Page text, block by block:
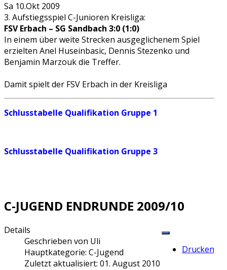
Sa 10.Okt 2009
3. Aufstiegsspiel C-Junioren Kreisliga:
FSV Erbach – SG Sandbach 3:0 (1:0)
In einem über weite Strecken ausgeglichenem Spiel
erzielten Anel Huseinbasic, Dennis Stezenko und
Benjamin Marzouk die Treffer.
Damit spielt der FSV Erbach in der Kreisliga
Schlusstabelle Qualifikation Gruppe 1
Schlusstabelle Qualifikation Gruppe 3
C-JUGEND ENDRUNDE 2009/10
Drucken
Details
Geschrieben von Uli
Hauptkategorie: C-Jugend
Zuletzt aktualisiert: 01. August 2010